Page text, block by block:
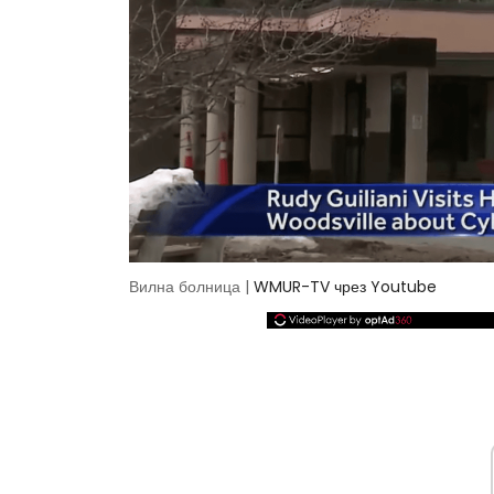
Вилна болница | WMUR-TV чрез Youtube